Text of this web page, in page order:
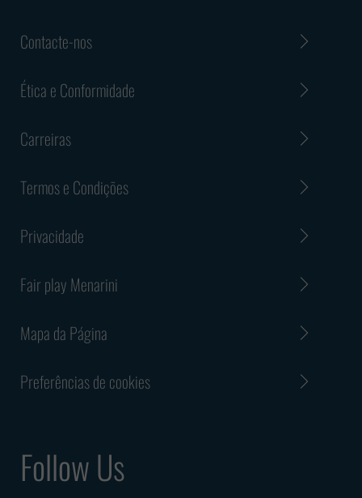
Contacte-nos
Ética e Conformidade
Carreiras
Termos e Condições
Privacidade
Fair play Menarini
Mapa da Página
Preferências de cookies
Follow Us